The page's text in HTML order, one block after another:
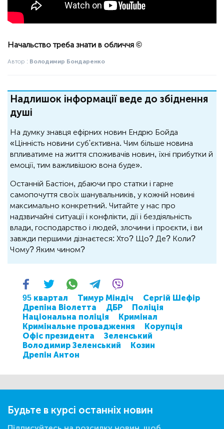
Начальство треба знати в обличчя ©
Автор : Володимир Бондаренко
Надлишок інформації веде до збіднення
душі
На думку знавця ефірних новин Ендрю Бойда
«Цінність новини суб'єктивна. Чим більше новина
впливатиме на життя споживачів новин, їхні прибутки й
емоції, тим важливішою вона буде».
Останній Бастіон, дбаючи про статки і гарне
самопочуття своїх шанувальників, у кожній новині
максимально конкретний. Читайте у нас про
надзвичайні ситуації і конфлікти, дії і бездіяльність
влади, господарство і людей, злочини і проєкти, і ви
завжди першими дізнаєтеся: Хто? Що? Де? Коли?
Чому? Яким чином?
95 квартал Тимур Міндіч
Сергій Шефір
Дрепіна Віолетта
ДБР
Поліція
Національна поліція
Кримінал
Кримінальне провадження
Корупція
Офіс президента
Зеленський
Володимир Зеленський
Козин
Дрепін Антон
Будьте в курсі останніх новин